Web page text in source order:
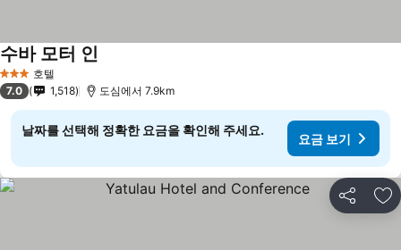
3 성급 호텔
수바 모터 인
7.0 1,518 도심에서 7.9km
날짜를 선택해 정확한 요금을 확인해 주세요.
요금 보기
공유 즐